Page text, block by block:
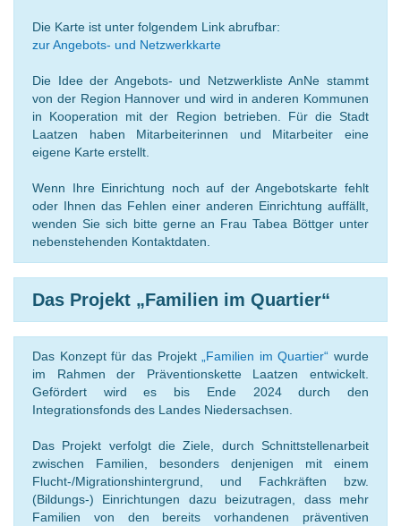
Die Karte ist unter folgendem Link abrufbar:
zur Angebots- und Netzwerkkarte
Die Idee der Angebots- und Netzwerkliste AnNe stammt
von der Region Hannover und wird in anderen Kommunen
in Kooperation mit der Region betrieben. Für die Stadt
Laatzen haben Mitarbeiterinnen und Mitarbeiter eine
eigene Karte erstellt.
Wenn Ihre Einrichtung noch auf der Angebotskarte fehlt
oder Ihnen das Fehlen einer anderen Einrichtung auffällt,
wenden Sie sich bitte gerne an Frau Tabea Böttger unter
nebenstehenden Kontaktdaten.
Das Projekt „Familien im Quartier“
Das Konzept für das Projekt„Familien im Quartier“ wurde
im Rahmen der Präventionskette Laatzen entwickelt.
Gefördert wird es bis Ende 2024 durch den
Integrationsfonds des Landes Niedersachsen.
Das Projekt verfolgt die Ziele, durch Schnittstellenarbeit
zwischen Familien, besonders denjenigen mit einem
Flucht-/Migrationshintergrund, und Fachkräften bzw.
(Bildungs-) Einrichtungen dazu beizutragen, dass mehr
Familien von den bereits vorhandenen präventiven